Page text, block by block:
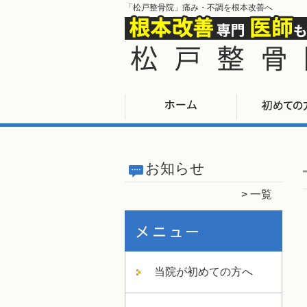
「松戸整骨院」痛み・不調を根本改善へ
お知らせ
一覧
当院が初めての方へ